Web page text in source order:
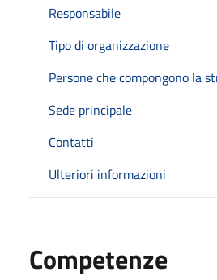
Responsabile
Tipo di organizzazione
Persone che compongono la
Sede principale
Contatti
Ulteriori informazioni
Competenze